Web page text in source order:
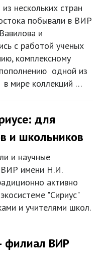
нескольких стран
побывали в ВИР
и
с работой ученых
комплексному
одной из
в мире коллекций …
для
и школьников
и научные
ВИР имени Н.И.
активно
"Сириус"
и учителями школ.
филиал ВИР